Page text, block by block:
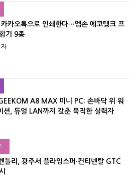
카오톡으로 인쇄한다…엡손 에코탱크 프
기 9종
자
A8 MAX 미니 PC: 손바닥 위 워
션, 듀얼 LAN까지 갖춘 묵직한 실력자
틀리, 광주서 플라잉스퍼·컨티넨탈 GTC